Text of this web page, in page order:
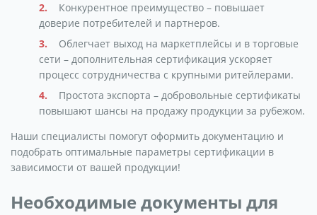
Конкурентное преимущество – повышает
доверие потребителей и партнеров.
Облегчает выход на маркетплейсы и в торговые
сети – дополнительная сертификация ускоряет
процесс сотрудничества с крупными ритейлерами.
Простота экспорта – добровольные сертификаты
повышают шансы на продажу продукции за рубежом.
Наши специалисты помогут оформить документацию и
подобрать оптимальные параметры сертификации в
зависимости от вашей продукции!
Необходимые документы для